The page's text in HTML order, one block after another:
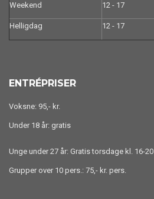
Weekend 12 - 17
Helligdag 12 - 17
ENTRÉPRISER
Voksne: 95,- kr.
Under 18 år: gratis
Unge under 27 år: Gratis torsdage kl. 16-20
Grupper over 10 pers.: 75,- kr. pers.